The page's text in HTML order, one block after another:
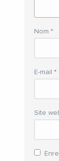
Nom *
E-mail *
Site